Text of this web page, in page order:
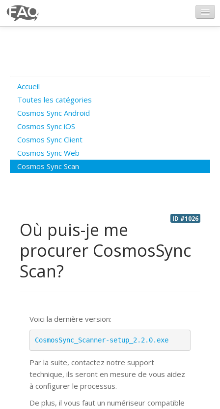
Poser une question
Questions ouvertes
Connexion
Accueil
Toutes les catégories
Cosmos Sync Android
Cosmos Sync iOS
Cosmos Sync Client
Cosmos Sync Web
Cosmos Sync Scan
ID #1026
Où puis-je me
procurer CosmosSync
Scan?
Voici la dernière version:
CosmosSync_Scanner-setup_2.2.0.exe
Par la suite, contactez notre support
technique, ils seront en mesure de vous aidez
à configurer le processus.
De plus, il vous faut un numériseur compatible